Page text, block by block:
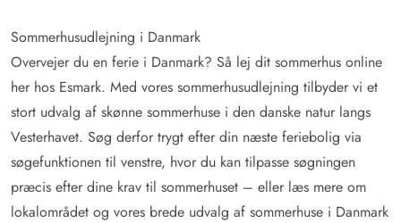
Sommerhusudlejning i Danmark
Overvejer du en ferie i Danmark? Så lej dit sommerhus online
her hos Esmark. Med vores sommerhusudlejning tilbyder vi et
stort udvalg af skønne sommerhuse i den danske natur langs
Vesterhavet. Søg derfor trygt efter din næste feriebolig via
søgefunktionen til venstre, hvor du kan tilpasse søgningen
præcis efter dine krav til sommerhuset – eller læs mere om
lokalområdet og vores brede udvalg af sommerhuse i Danmark